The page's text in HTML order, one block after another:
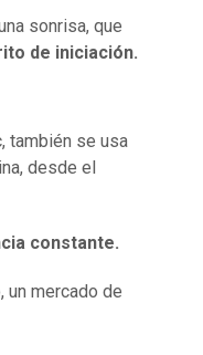
sonrisa, que
de iniciación.
también se usa
desde el
constante.
un mercado de